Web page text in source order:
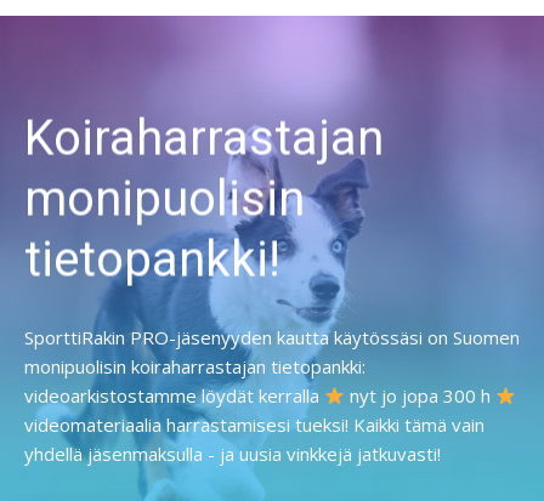
Koiraharrastajan
monipuolisin
tietopankki!
SporttiRakin PRO-jäsenyyden kautta käytössäsi on Suomen
monipuolisin koiraharrastajan tietopankki:
videoarkistostamme löydät kerralla
nyt jo jopa 300 h
videomateriaalia harrastamisesi tueksi! Kaikki tämä vain
yhdellä jäsenmaksulla - ja uusia vinkkejä jatkuvasti!